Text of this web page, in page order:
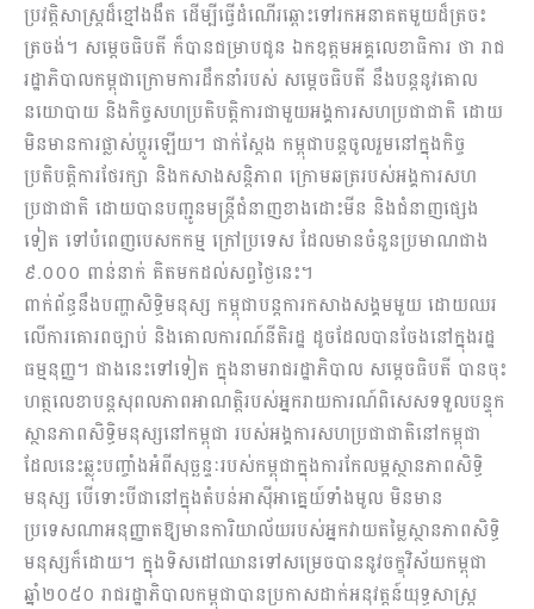
ប្រវត្តិសាស្ត្រដ៏ខ្មៅងងឹត ដើម្បីធ្វើដំណើរឆ្ពោះទៅរកអនាគតមួយដ៏ត្រចះ
ត្រចង់។ សម្តេចធិបតី ក៏បានជម្រាបជូន ឯកឧត្តមអគ្គលេខាធិការ ថា រាជ
រដ្ឋាភិបាលកម្ពុជាក្រោមការដឹកនាំរបស់ សម្ដេចធិបតី នឹងបន្តនូវគោល
នយោបាយ និងកិច្ចសហប្រតិបត្តិការជាមួយអង្គការសហប្រជាជាតិ ដោយ
មិនមានការផ្លាស់ប្តូរឡើយ។ ជាក់ស្ដែង កម្ពុជាបន្តចូលរួមនៅក្នុងកិច្ច
ប្រតិបត្តិការថែរក្សា និងកសាងសន្តិភាព ក្រោមឆត្ររបស់អង្គការសហ
ប្រជាជាតិ ដោយបានបញ្ជូនមន្ត្រីជំនាញខាងដោះមីន និងជំនាញផ្សេង
ទៀត ទៅបំពេញបេសកកម្ម ក្រៅប្រទេស ដែលមានចំនួនប្រមាណជាង
៩.០០០ ពាន់នាក់ គិតមកដល់សព្វថ្ងៃនេះ។
ពាក់ព័ន្ធនឹងបញ្ហាសិទ្ធិមនុស្ស កម្ពុជាបន្តការកសាងសង្គមមួយ ដោយឈរ
លើការគោរពច្បាប់ និងគោលការណ៍នីតិរដ្ឋ ដូចដែលបានចែងនៅក្នុងរដ្ឋ
ធម្មនុញ្ញ។ ជាងនេះទៅទៀត ក្នុងនាមរាជរដ្ឋាភិបាល សម្ដេចធិបតី បានចុះ
ហត្ថលេខាបន្តសុពលភាពអាណត្តិរបស់អ្នករាយការណ៍ពិសេសទទួលបន្ទុក
ស្ថានភាពសិទ្ធិមនុស្សនៅកម្ពុជា របស់អង្គការសហប្រជាជាតិនៅកម្ពុជា
ដែលនេះឆ្លុះបញ្ចាំងអំពីសុច្ឆន្ទៈរបស់កម្ពុជាក្នុងការកែលម្អស្ថានភាពសិទ្ធិ
មនុស្ស បើទោះបីជានៅក្នុងតំបន់អាស៊ីអាគ្នេយ៍ទាំងមូល មិនមាន
ប្រទេសណាអនុញ្ញាតឱ្យមានការិយាល័យរបស់អ្នកវាយតម្លៃស្ថានភាពសិទ្ធិ
មនុស្សក៏ដោយ។ ក្នុងទិសដៅឈានទៅសម្រេចបាននូវចក្ខុវិស័យកម្ពុជា
ឆ្នាំ២០៥០ រាជរដ្ឋាភិបាលកម្ពុជាបានប្រកាសដាក់អនុវត្តន៍យុទ្ធសាស្ត្រ